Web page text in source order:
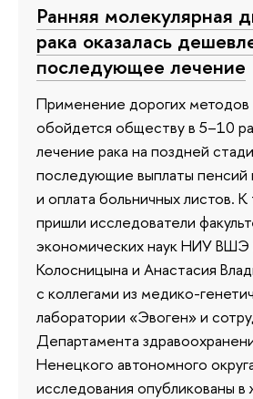
Ранняя молекулярная
рака оказалась
последующее лечение
Применение дорогих методов
обойдется обществу в 5–10
лечение рака на поздней
последующие выплаты пенсий
и оплата больничных листов.
пришли исследователи
экономических наук НИУ
Колосницына и Анастасия
с коллегами из медико-
лаборатории «Эвоген» и
Департамента
Ненецкого автономного
исследования опубликованы в